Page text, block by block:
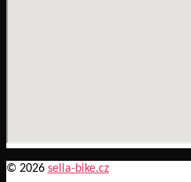
© 2026 sella-bike.cz